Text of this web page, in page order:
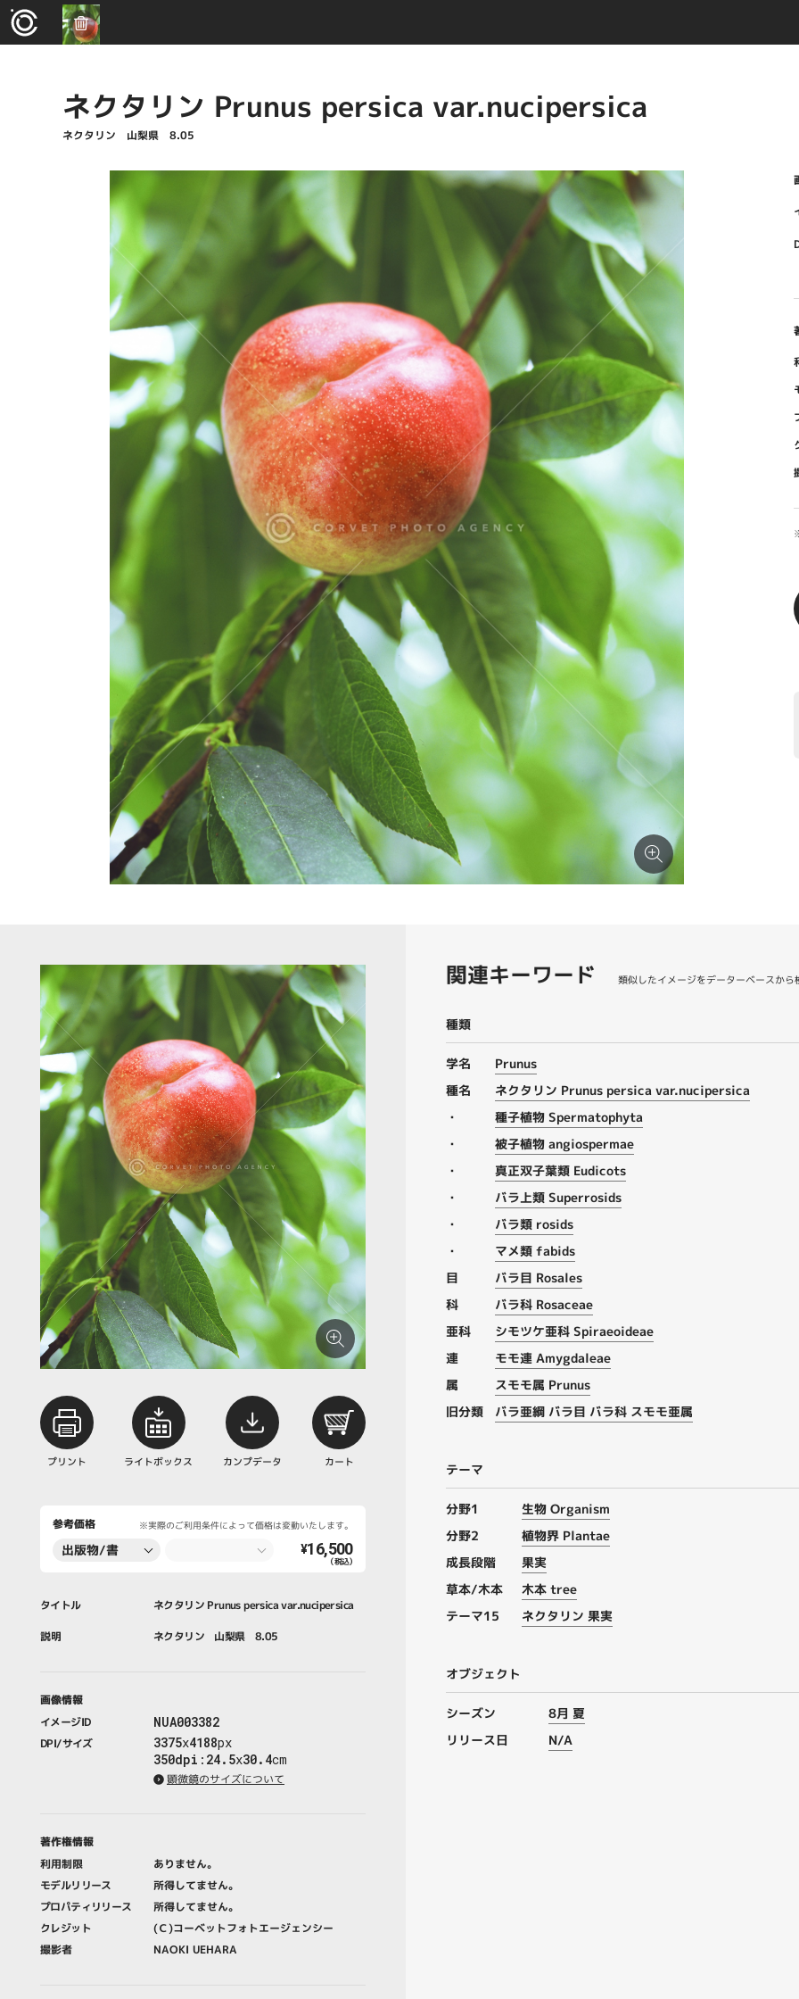
ネクタリン Prunus persica var.nucipersica
ネクタリン 山梨県 8.05
プリント ライトボックス カンプデータ カート
参考価格 ※実際のご利用条件によって価格は変動いたします。
出版物/書
¥16,500
（税込）
タイトル ネクタリン Prunus persica var.nucipersica
説明 ネクタリン 山梨県 8.05
画像情報
イメージID
NUA003382
DPI/サイズ 3375x4188px
350dpi : 24.5x30.4cm
顕微鏡のサイズについて
著作権情報
利用制限
ありません。
モデルリリース
所得してません。
プロパティリリース
所得してません。
クレジット
(Ｃ)コーベットフォトエージェンシー
撮影者
NAOKI UEHARA
関連キーワード 類似したイメージをデーターベースから
種類
学名
Prunus
種名
ネクタリン Prunus persica var.nucipersica
・
種子植物 Spermatophyta
・
被子植物 angiospermae
・
真正双子葉類 Eudicots
・
バラ上類 Superrosids
・
バラ類 rosids
・
マメ類 fabids
目
バラ目 Rosales
科
バラ科 Rosaceae
亜科
シモツケ亜科 Spiraeoideae
連
モモ連 Amygdaleae
属
スモモ属 Prunus
旧分類
バラ亜綱 バラ目 バラ科 スモモ亜属
テーマ
分野1
生物 Organism
分野2
植物界 Plantae
成長段階
果実
草本/木本
木本 tree
テーマ15
ネクタリン 果実
オブジェクト
シーズン
8月 夏
リリース日
N/A